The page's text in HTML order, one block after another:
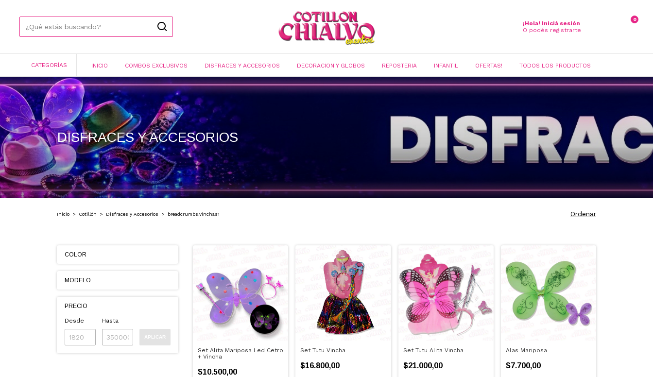
¡Hola! Iniciá sesión
O podés registrarte
0
CATEGORÍAS INICIO COMBOS EXCLUSIVOS DISFRACES Y ACCESORIOS DECORACION Y GLOBOS REPOSTERIA INFANTIL OFERTAS! TODOS LOS PRODUCTOS
DISFRACES Y ACCESORIOS
Inicio > Cotillón > Disfraces y Accesorios > breadcrumbs.vinchas1 Ordenar
COLOR
MODELO
PRECIO
Desde Hasta
APLICAR
Set Alita Mariposa Led Cetro
+ Vincha
$10.500,00
Set Tutu Vincha
$16.800,00
Set Tutu Alita Vincha
$21.000,00
Alas Mariposa
$7.700,00